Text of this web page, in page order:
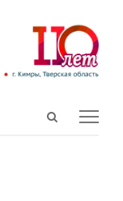
Open